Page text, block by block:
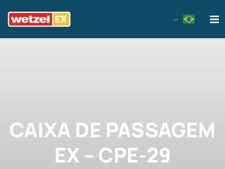
CAIXA DE PASSAGEM
EX – CPE-29